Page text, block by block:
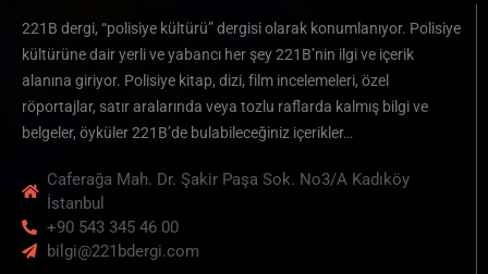
221B dergi, “polisiye kültürü” dergisi olarak konumlanıyor. Polisiye
kültürüne dair yerli ve yabancı her şey 221B’nin ilgi ve içerik
alanına giriyor. Polisiye kitap, dizi, film incelemeleri, özel
röportajlar, satır aralarında veya tozlu raflarda kalmış bilgi ve
belgeler, öyküler 221B’de bulabileceğiniz içerikler…
Caferağa Mah. Dr. Şakir Paşa Sok. No3/A Kadıköy
İstanbul
+90 543 345 46 00
bilgi@221bdergi.com